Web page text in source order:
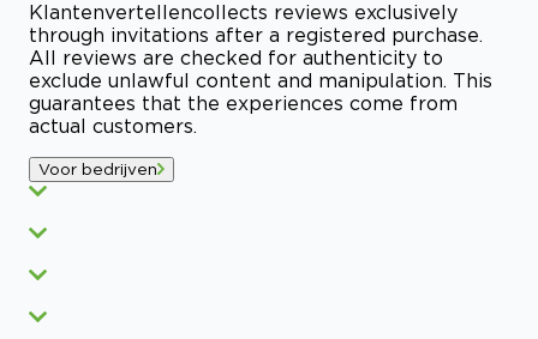
Klantenvertellencollects reviews exclusively
through invitations after a registered purchase.
All reviews are checked for authenticity to
exclude unlawful content and manipulation. This
guarantees that the experiences come from
actual customers.
Voor bedrijven